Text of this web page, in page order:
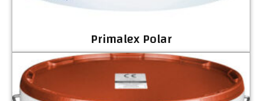
Primalex Polar